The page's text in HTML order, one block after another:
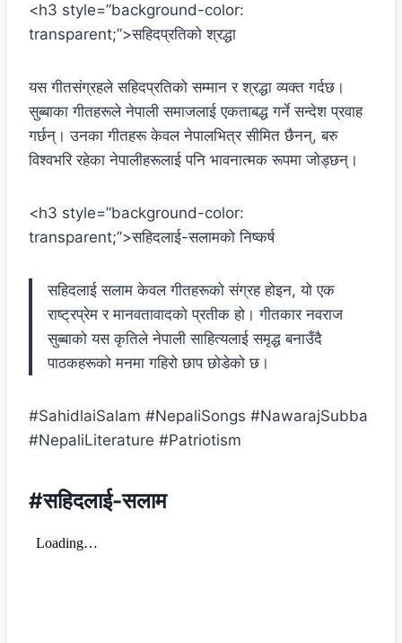
<h3 style=”background-color:
transparent;”>सहिदप्रतिको श्रद्धा
यस गीतसंग्रहले सहिदप्रतिको सम्मान र श्रद्धा व्यक्त गर्दछ।
सुब्बाका गीतहरूले नेपाली समाजलाई एकताबद्ध गर्ने सन्देश प्रवाह
गर्छन्। उनका गीतहरू केवल नेपालभित्र सीमित छैनन्, बरु
विश्वभरि रहेका नेपालीहरूलाई पनि भावनात्मक रूपमा जोड्छन्।
<h3 style=”background-color:
transparent;”>सहिदलाई-सलामको निष्कर्ष
सहिदलाई सलाम केवल गीतहरूको संग्रह होइन, यो एक
राष्ट्रप्रेम र मानवतावादको प्रतीक हो। गीतकार नवराज
सुब्बाको यस कृतिले नेपाली साहित्यलाई समृद्ध बनाउँदै
पाठकहरूको मनमा गहिरो छाप छोडेको छ।
#SahidlaiSalam #NepaliSongs #NawarajSubba
#NepaliLiterature #Patriotism
#सहिदलाई-सलाम